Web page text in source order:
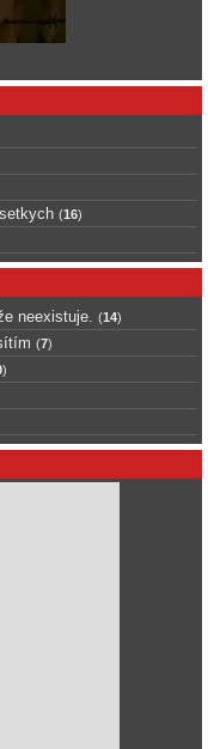
(16)
neexistuje. (14)
(7)
)